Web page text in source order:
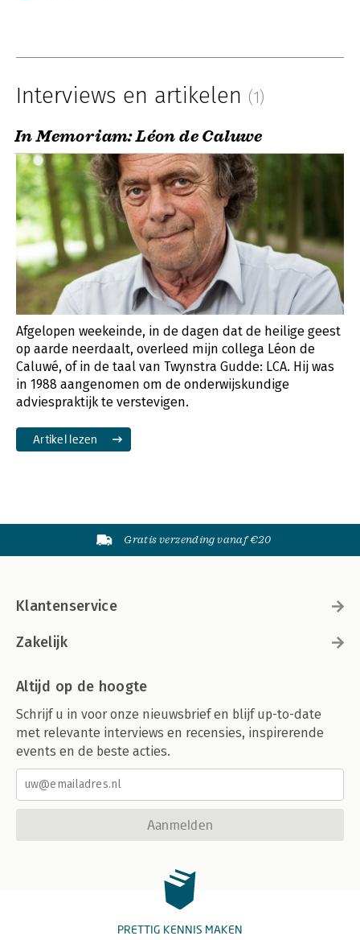
Interviews en artikelen (1)
In Memoriam: Léon de Caluwe
Afgelopen weekeinde, in de dagen dat de heilige geest
op aarde neerdaalt, overleed mijn collega Léon de
Caluwé, of in de taal van Twynstra Gudde: LCA. Hij was
in 1988 aangenomen om de onderwijskundige
adviespraktijk te verstevigen.
Artikel lezen
Gratis verzending vanaf €20
Klantenservice
Zakelijk
Altijd op de hoogte
Schrijf u in voor onze nieuwsbrief en blijf up-to-date
met relevante interviews en recensies, inspirerende
events en de beste acties.
Aanmelden
PRETTIG KENNIS MAKEN